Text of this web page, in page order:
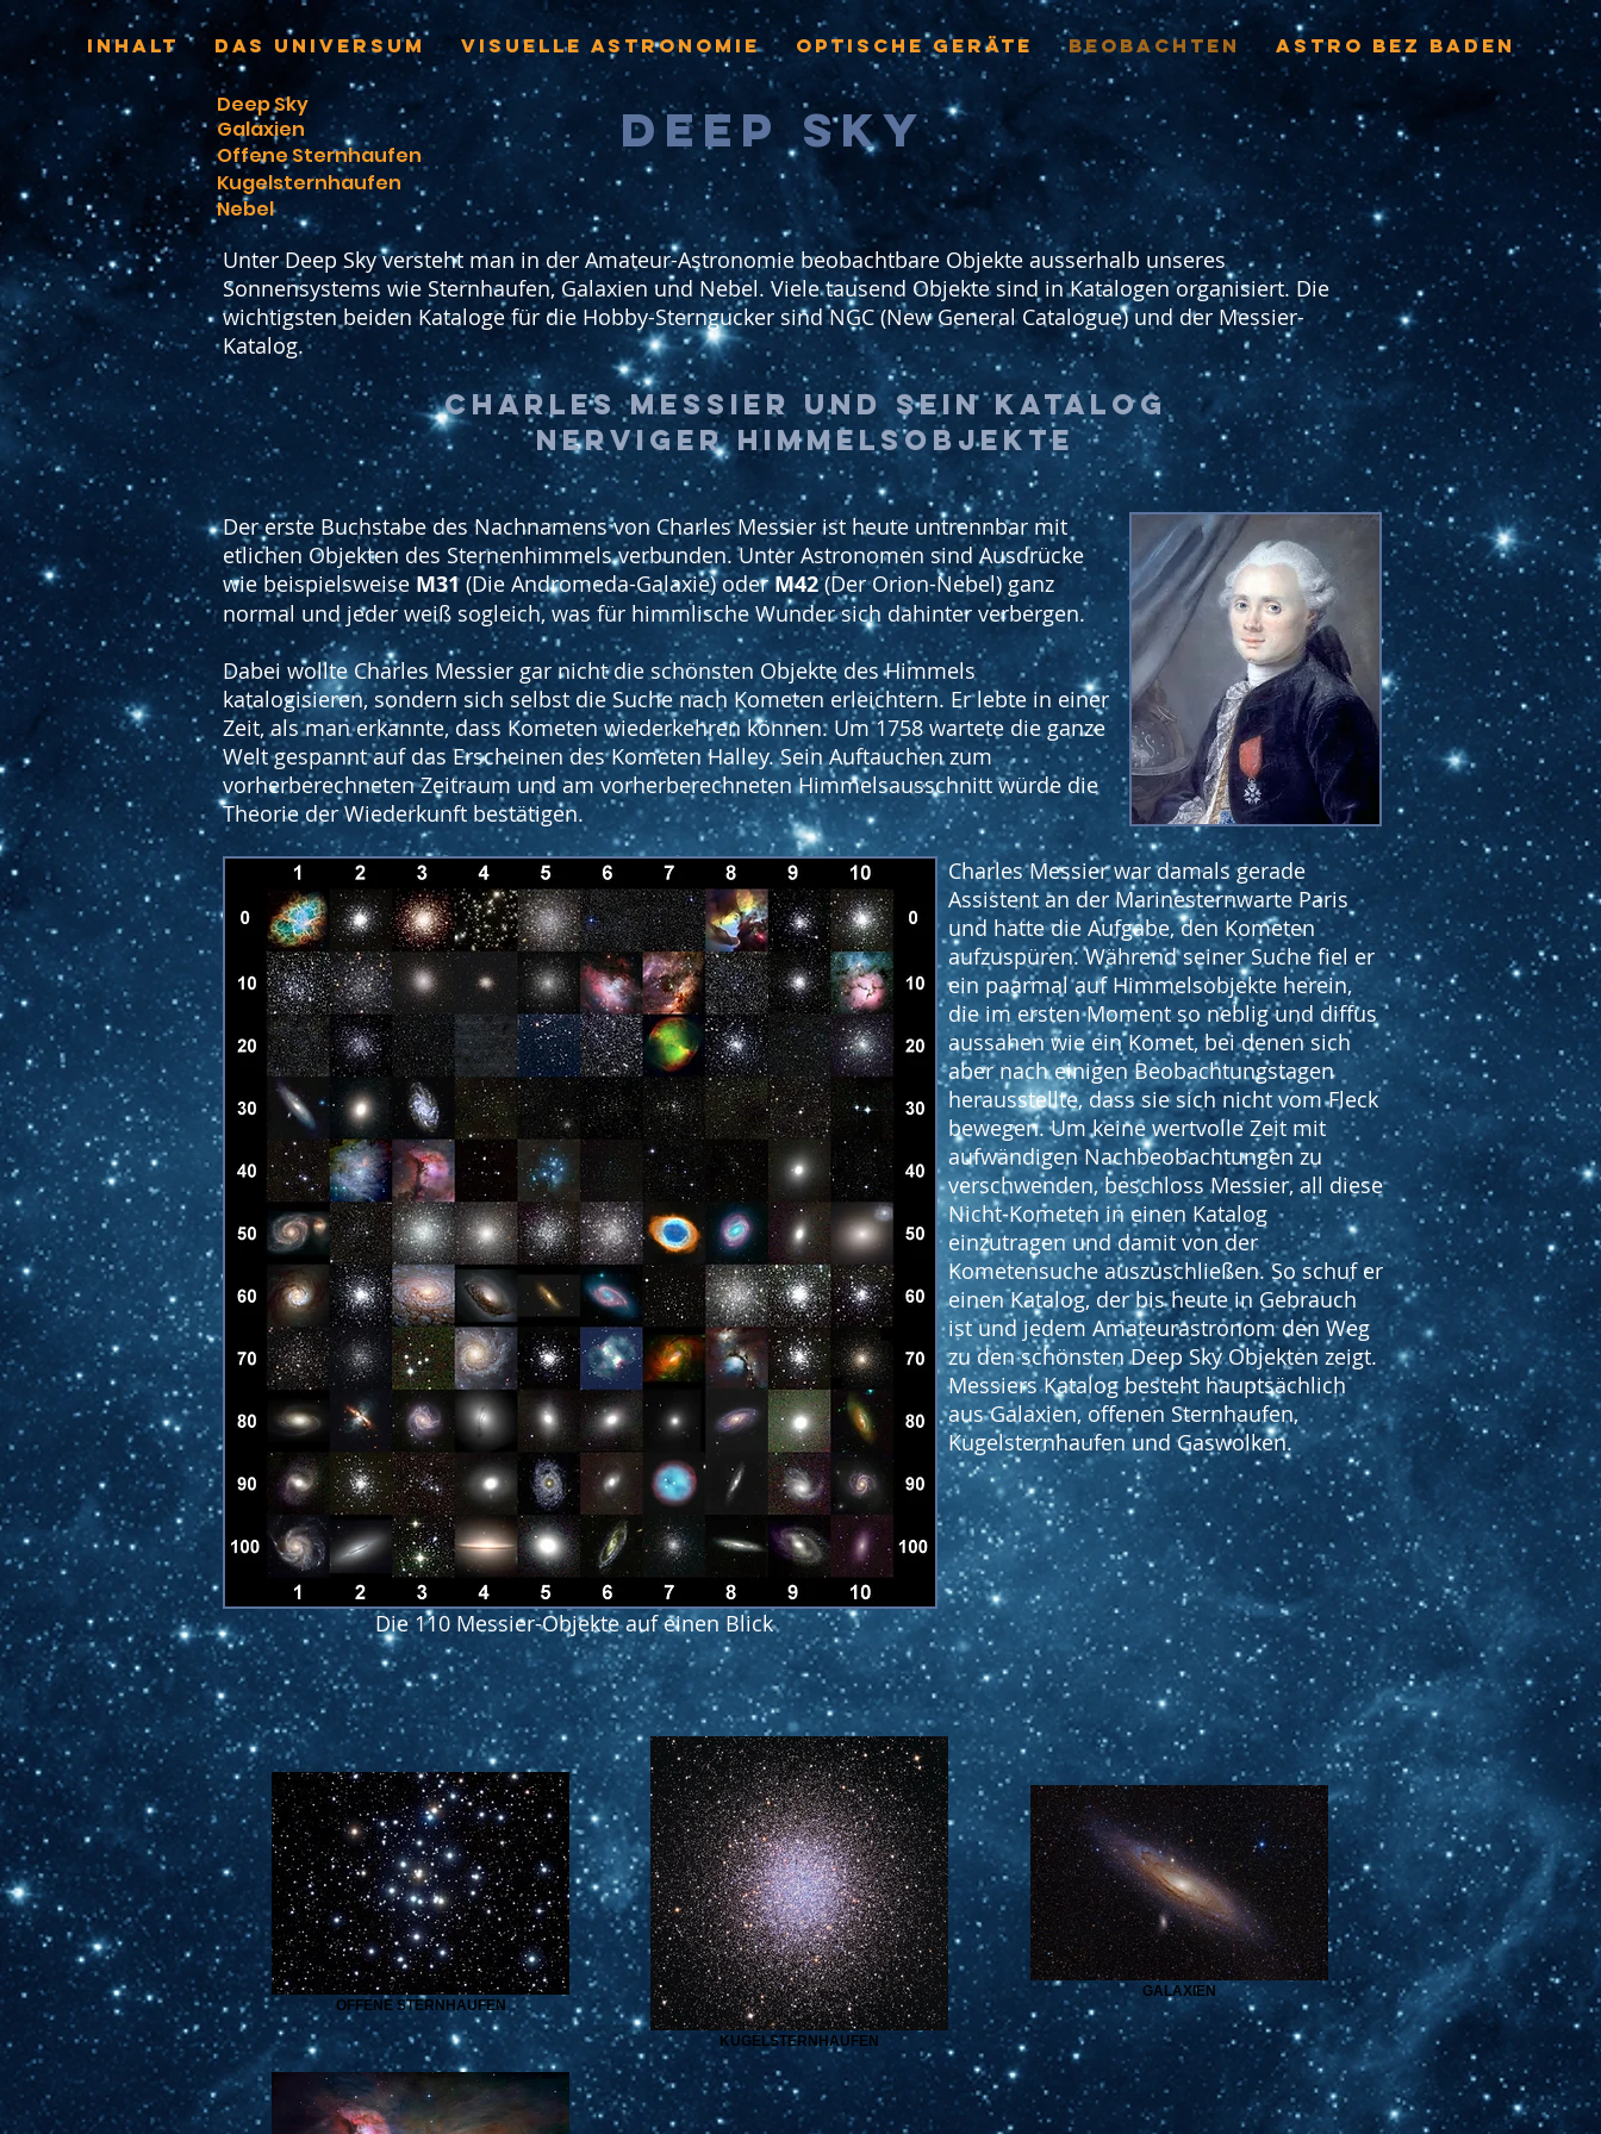
INHALT Das Universum VISUELLE ASTRONOMIE OPTISCHE GERÄTE BEOBACHTEN ASTRO BEZ BADEN
Deep Sky
Galaxien
Offene Sternhaufen
Kugelsternhaufen
Nebel
DEEP SKY
Unter Deep Sky versteht man in der Amateur-Astronomie beobachtbare Objekte ausserhalb unseres
Sonnensystems wie Sternhaufen, Galaxien und Nebel. Viele tausend Objekte sind in Katalogen organisiert. Die
wichtigsten beiden Kataloge für die Hobby-Sterngucker sind NGC (New General Catalogue) und der Messier-
Katalog.
charles Messier und sein Katalog
nerviger Himmelsobjekte
Der erste Buchstabe des Nachnamens von Charles Messier ist heute untrennbar mit
etlichen Objekten des Sternenhimmels verbunden. Unter Astronomen sind Ausdrücke
wie beispielsweiseM31 (Die Andromeda-Galaxie) oderM42(Der Orion-Nebel) ganz
normal und jeder weiß sogleich, was für himmlische Wunder sich dahinter verbergen.
Dabei wollte Charles Messier gar nicht die schönsten Objekte des Himmels
katalogisieren, sondern sich selbst die Suche nach Kometen erleichtern. Er lebte in einer
Zeit, als man erkannte, dass Kometen wiederkehren können. Um 1758 wartete die ganze
Welt gespannt auf das Erscheinen des Kometen Halley. Sein Auftauchen zum
vorherberechneten Zeitraum und am vorherberechneten Himmelsausschnitt würde die
Theorie der Wiederkunft bestätigen.
Die 110 Messier-Objekte auf einen Blick
Charles Messier war damals gerade
Assistent an der Marinesternwarte Paris
und hatte die Aufgabe, den Kometen
aufzuspüren. Während seiner Suche fiel er
ein paarmal auf Himmelsobjekte herein,
die im ersten Moment so neblig und diffus
aussahen wie ein Komet, bei denen sich
aber nach einigen Beobachtungstagen
herausstellte, dass sie sich nicht vom Fleck
bewegen. Um keine wertvolle Zeit mit
aufwändigen Nachbeobachtungen zu
verschwenden, beschloss Messier, all diese
Nicht-Kometen in einen Katalog
einzutragen und damit von der
Kometensuche auszuschließen. So schuf er
einen Katalog, der bis heute in Gebrauch
ist und jedem Amateurastronom den Weg
zu den schönsten Deep Sky Objekten zeigt.
Messiers Katalog besteht hauptsächlich
aus Galaxien, offenen Sternhaufen,
Kugelsternhaufen und Gaswolken.
OFFENE STERNHAUFEN
KUGELSTERNHAUFEN
GALAXIEN